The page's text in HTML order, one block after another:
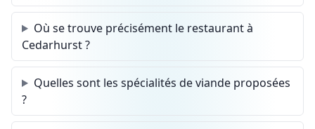
Où se trouve précisément le restaurant à
Cedarhurst ?
Quelles sont les spécialités de viande proposées
?